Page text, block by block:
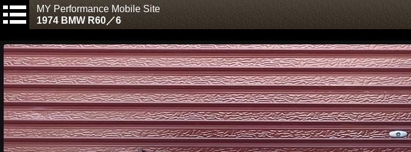
MY Performance Mobile Site
1974 BMW R60／6